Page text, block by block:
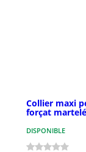
Collier maxi
forçat
DISPONIBLE